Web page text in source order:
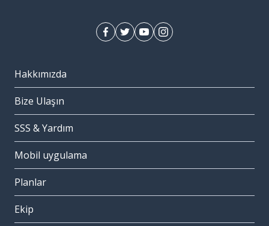
Hakkımızda
Bize Ulaşın
SSS & Yardım
Mobil uygulama
Planlar
Ekip